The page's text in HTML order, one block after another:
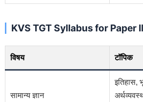
KVS TGT Syllabus for Paper II
विषय टॉपिक
सामान्य ज्ञान
इतिहास,